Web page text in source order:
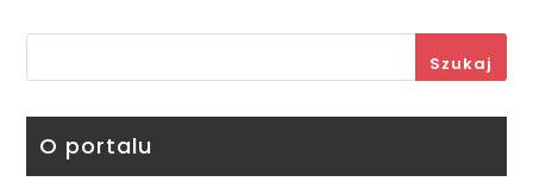
Szukaj
O portalu